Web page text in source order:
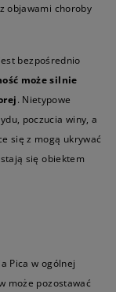
objawami choroby
bezpośrednio
może silnie
. Nietypowe
poczucia winy, a
się z mogą ukrywać
się obiektem
Pica w ogólnej
może pozostawać